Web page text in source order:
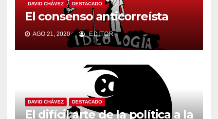
DAVID CHÁVEZ DESTACADO
El consenso anticorreísta
AGO 21, 2020 EDITOR
DAVID CHÁVEZ DESTACADO
El difícil arte de la política a la